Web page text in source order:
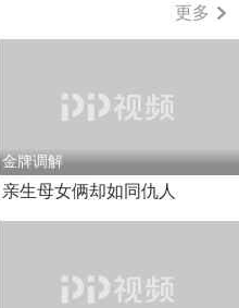
更多
金牌调解
亲生母女俩却如同仇人